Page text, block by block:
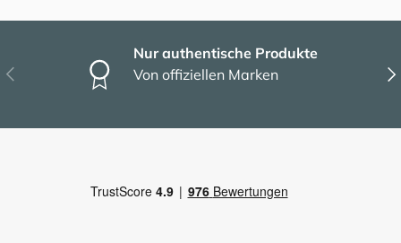
Vorherige
Nur authentische Produkte
Von offiziellen Marken